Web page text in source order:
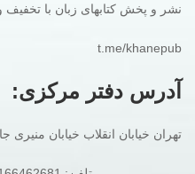
نشر و پخش کتابهای زبان با تخفیف
t.me/khanepub
آدرس دفتر مرکزی:
تهران خیابان انقلاب خیابان منیری